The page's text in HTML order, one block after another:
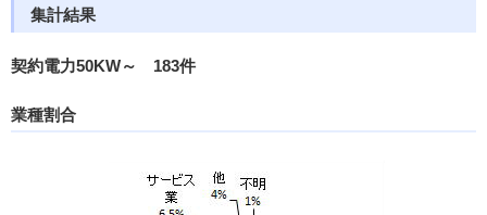
集計結果
契約電力50KW～ 183件
業種割合